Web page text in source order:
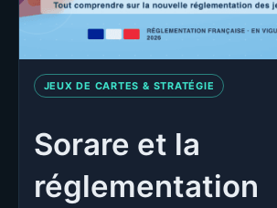
JEUX DE CARTES & STRATÉGIE
Sorare et la
réglementation